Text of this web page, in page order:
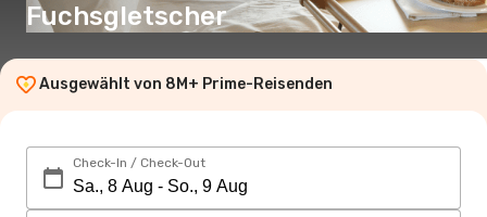
Fuchsgletscher
Ausgewählt von 8M+ Prime-Reisenden
Check-In / Check-Out